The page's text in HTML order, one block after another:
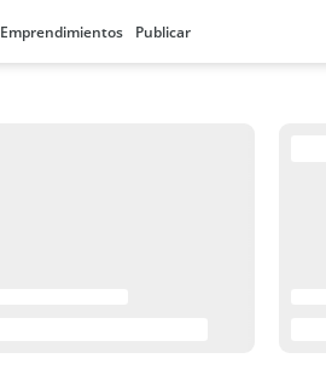
Emprendimientos Publicar